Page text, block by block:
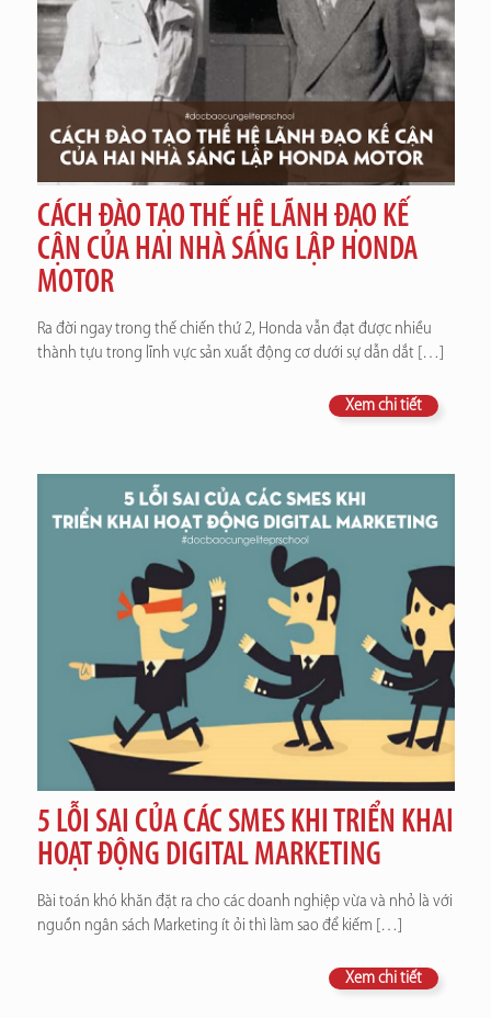
CÁCH ĐÀO TẠO THẾ HỆ LÃNH ĐẠO KẾ
CẬN CỦA HAI NHÀ SÁNG LẬP HONDA
MOTOR
Ra đời ngay trong thế chiến thứ 2, Honda vẫn đạt được nhiều
thành tựu trong lĩnh vực sản xuất động cơ dưới sự dẫn dắt […]
Xem chi tiết
5 LỖI SAI CỦA CÁC SMES KHI TRIỂN KHAI
HOẠT ĐỘNG DIGITAL MARKETING
Bài toán khó khăn đặt ra cho các doanh nghiệp vừa và nhỏ là với
nguồn ngân sách Marketing ít ỏi thì làm sao để kiếm […]
Xem chi tiết